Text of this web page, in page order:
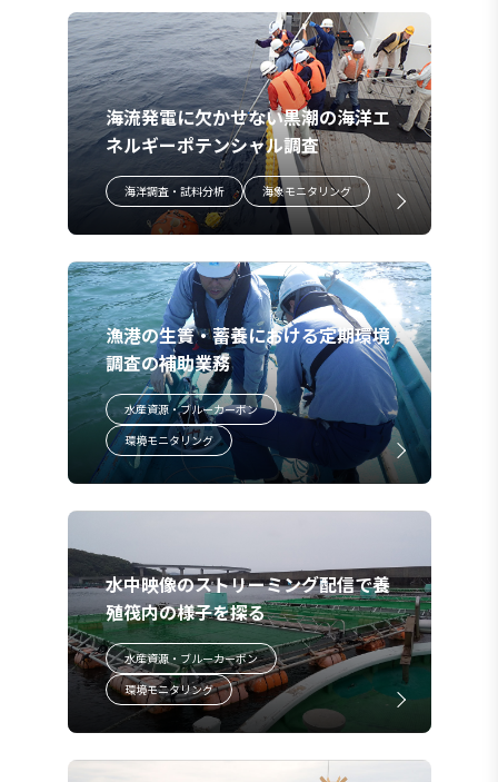
海流発電に欠かせない黒潮の海洋エ
ネルギーポテンシャル調査
海洋調査・試料分析 海象モニタリング
漁港の生簀・蓄養における定期環境
調査の補助業務
水産資源・ブルーカーボン
環境モニタリング
水中映像のストリーミング配信で養
殖筏内の様子を探る
水産資源・ブルーカーボン
環境モニタリング